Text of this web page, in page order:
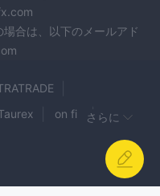
合は、以下のメールアド
on fin
さらに